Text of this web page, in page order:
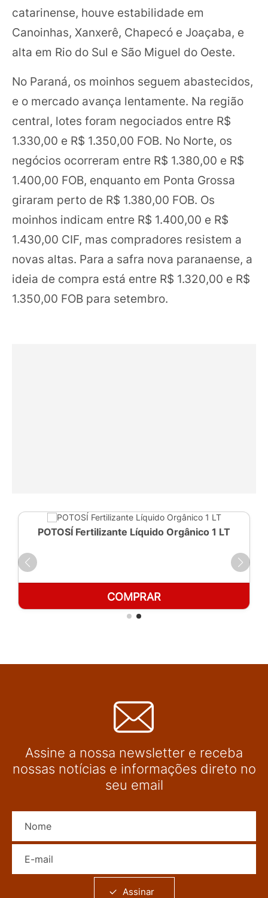
catarinense, houve estabilidade em
Canoinhas, Xanxerê, Chapecó e Joaçaba, e
alta em Rio do Sul e São Miguel do Oeste.
No Paraná, os moinhos seguem abastecidos,
e o mercado avança lentamente. Na região
central, lotes foram negociados entre R$
1.330,00 e R$ 1.350,00 FOB. No Norte, os
negócios ocorreram entre R$ 1.380,00 e R$
1.400,00 FOB, enquanto em Ponta Grossa
giraram perto de R$ 1.380,00 FOB. Os
moinhos indicam entre R$ 1.400,00 e R$
1.430,00 CIF, mas compradores resistem a
novas altas. Para a safra nova paranaense, a
ideia de compra está entre R$ 1.320,00 e R$
1.350,00 FOB para setembro.
POTOSÍ Fertilizante Líquido Orgânico 1 LT
COMPRAR
Assine a nossa newsletter e receba
nossas notícias e informações direto no
seu email
Assinar